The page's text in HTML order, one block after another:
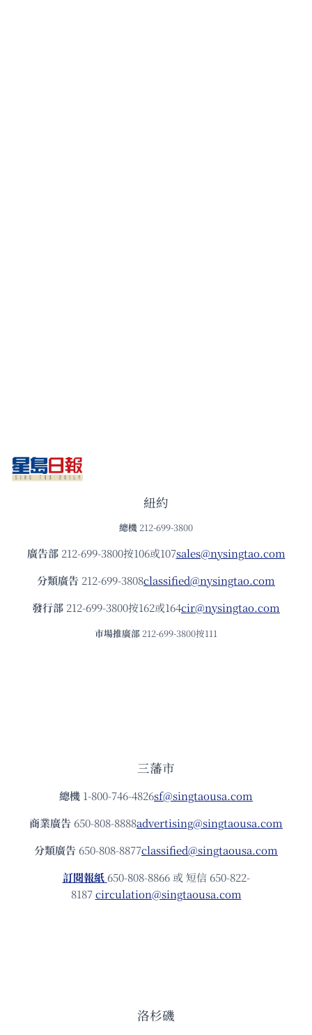
紐約
總機 212-699-3800
廣告部212-699-3800按106或107sales@nysingtao.com
分類廣告 212-699-3808classified@nysingtao.com
發⾏部 212-699-3800按162或164cir@nysingtao.com
市場推廣部 212-699-3800按111
三藩市
總機 1-800-746-4826sf@singtaousa.com
商業廣告 650-808-8888advertising@singtaousa.com
分類廣告 650-808-8877classified@singtaousa.com
訂閱報紙 650-808-8866 或 短信 650-822-
8187circulation@singtaousa.com
洛杉磯